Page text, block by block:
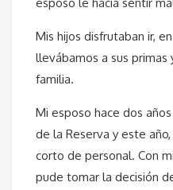
esposo le hacía sentir
Mis hijos disfrutaban ir,
llevábamos a sus primas
familia.
Mi esposo hace dos
de la Reserva y este
corto de personal. Con
pude tomar la decisión